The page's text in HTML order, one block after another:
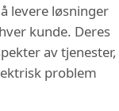
levere løsninger
kunde. Deres
av tjenester,
problem